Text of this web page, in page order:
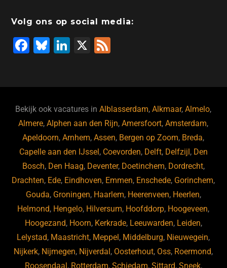
Volg ons op social media:
F
b
o
o
k
Bl
ky
Li
dI
n
X
Bekijk ook vacatures inAlblasserdam,Alkmaar,Almelo,
Almere,Alphen aan den Rijn,Amersfoort,Amsterdam,
Apeldoorn,Arnhem,Assen, Bergen op Zoom, Breda,
Capelle aan den IJssel, Coevorden, Delft, Delfzijl, Den
Bosch, Den Haag, Deventer, Doetinchem, Dordrecht,
Drachten, Ede, Eindhoven, Emmen, Enschede, Gorinchem,
Gouda, Groningen, Haarlem, Heerenveen, Heerlen,
Helmond, Hengelo, Hilversum, Hoofddorp, Hoogeveen,
Hoogezand, Hoorn, Kerkrade, Leeuwarden, Leiden,
Lelystad, Maastricht, Meppel, Middelburg, Nieuwegein,
Nijkerk, Nijmegen, Nijverdal, Oosterhout, Oss, Roermond,
Roosendaal, Rotterdam, Schiedam, Sittard, Sneek,